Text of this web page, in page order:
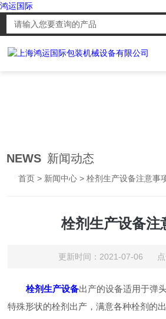
鸿运国际
NEWS 新闻动态
首页 > 新闻中心 > 栓剂生产设备注意事
栓剂生产设备注
更新时间：2021-07-06 点
栓剂生产设备出产的设备适用于弹
特殊形状的栓剂出产，满意各种栓剂的出